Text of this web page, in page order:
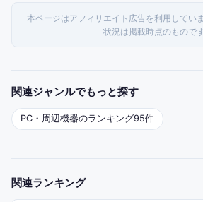
本ページはアフィリエイト広告を利用してい
状況は掲載時点のものです
関連ジャンルでもっと探す
PC・周辺機器のランキング95件
関連ランキング